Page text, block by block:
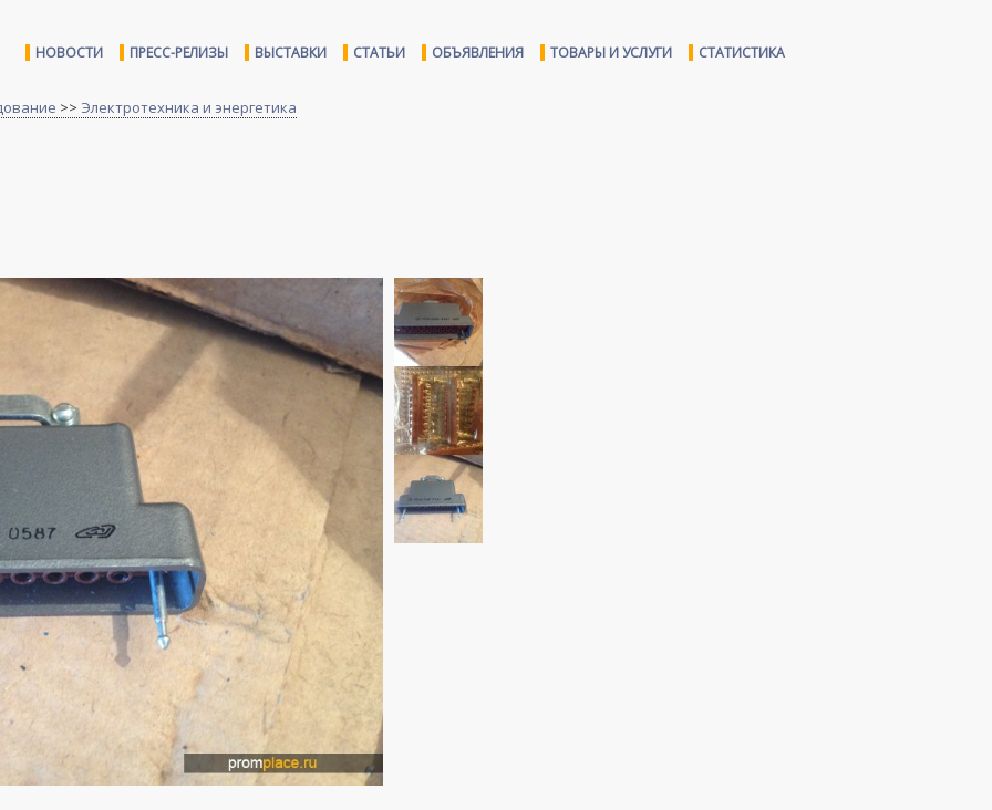
НОВОСТИ ПРЕСС-РЕЛИЗЫ ВЫСТАВКИ СТАТЬИ ОБЪЯВЛЕНИЯ ТОВАРЫ И УСЛУГИ СТАТИСТИКА
>> Электротехника и энергетика